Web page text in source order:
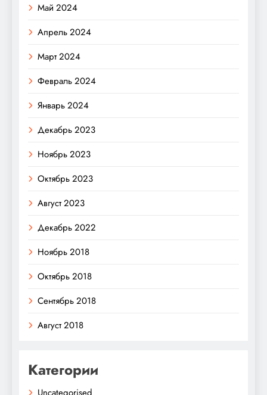
Май 2024
Апрель 2024
Март 2024
Февраль 2024
Январь 2024
Декабрь 2023
Ноябрь 2023
Октябрь 2023
Август 2023
Декабрь 2022
Ноябрь 2018
Октябрь 2018
Сентябрь 2018
Август 2018
Категории